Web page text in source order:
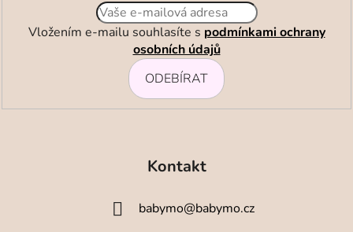
p
r
v
k
y
v
ý
s
Vložením e-mailu souhlasíte s podmínkami ochrany
osobních údajů
ODEBÍRAT
Kontakt
babymo@babymo.cz